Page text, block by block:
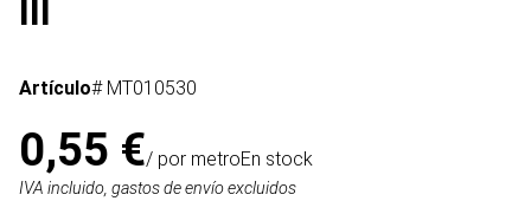
III
Artículo# MT010530
0,55 €/ por metroEn stock
IVA incluido, gastos de envío excluidos